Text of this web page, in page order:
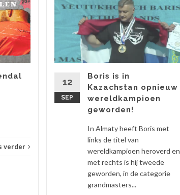
verder
12
SEP
Boris is in
Kazachstan opnieuw
wereldkampioen
geworden!
In Almaty heeft Boris met
links de titel van
wereldkampioen heroverd en
met rechts is hij tweede
geworden, in de categorie
grandmasters...